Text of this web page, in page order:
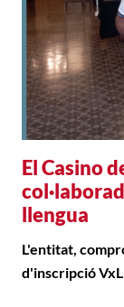
El Casino
llengua
L'entitat,
d'inscripció VxL